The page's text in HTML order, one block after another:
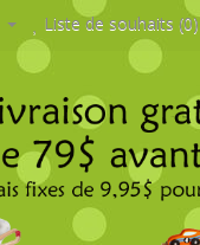
Liste de souhaits (0)